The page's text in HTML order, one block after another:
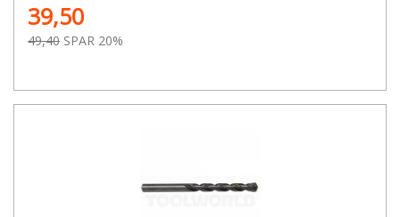
39,50
49,40 SPAR 20%